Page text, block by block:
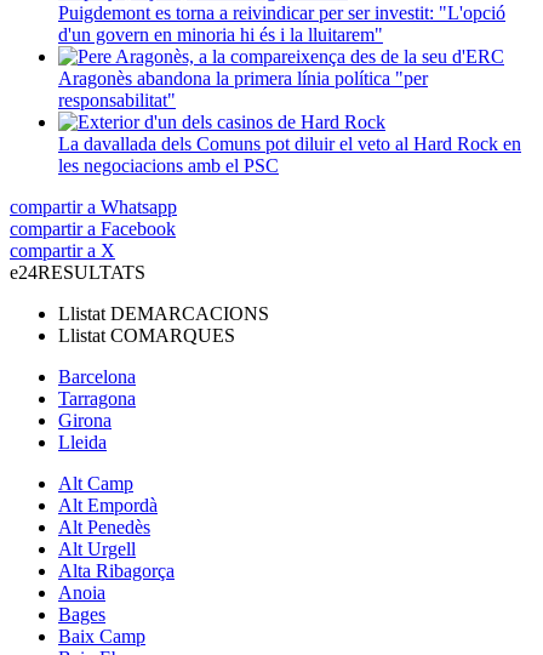
Puigdemont es torna a reivindicar per ser investit: "L'opció
d'un govern en minoria hi és i la lluitarem"
Aragonès abandona la primera línia política "per
responsabilitat"
La davallada dels Comuns pot diluir el veto al Hard Rock en
les negociacions amb el PSC
compartir a Whatsapp
compartir a Facebook
compartir a X
e24RESULTATS
Llistat DEMARCACIONS
Llistat COMARQUES
Barcelona
Tarragona
Girona
Lleida
Alt Camp
Alt Empordà
Alt Penedès
Alt Urgell
Alta Ribagorça
Anoia
Bages
Baix Camp